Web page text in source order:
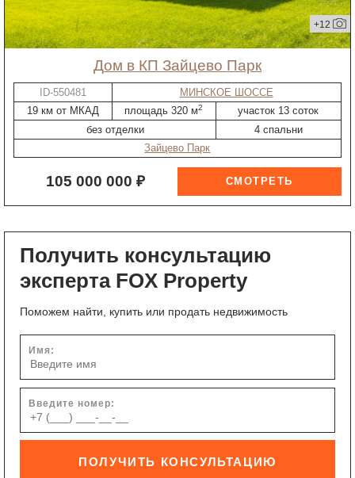
+12
дом в КП Зайцево Парк
ID-550481
МИНСКОЕ ШОССЕ
19 км от МКАД
площадь 320 м2
участок 13 соток
без отделки
4 спальни
Зайцево Парк
105 000 000 ₽
Получить консультацию
эксперта FOX Property
Поможем найти, купить или продать недвижимость
Имя:
Введите номер:
ПОЛУЧИТЬ КОНСУЛЬТАЦИЮ